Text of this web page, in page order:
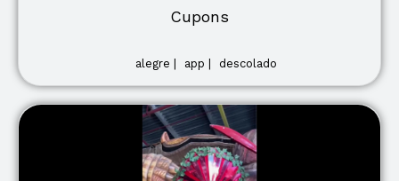
Cupons
alegre | app | descolado